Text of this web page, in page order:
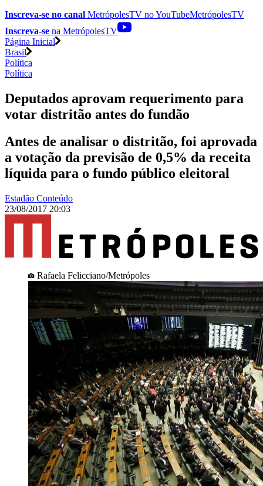
Inscreva-se no canal MetrópolesTV noYouTubeMetrópolesTV
Inscreva-se na MetrópolesTV
Página Inicial
Brasil
Política
Política
Deputados aprovam requerimento para
votar distritão antes do fundão
Antes de analisar o distritão, foi aprovada
a votação da previsão de 0,5% da receita
líquida para o fundo público eleitoral
Estadão Conteúdo
23/08/2017 20:03
Rafaela Felicciano/Metrópoles